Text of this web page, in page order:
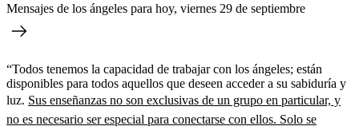
Mensajes de los ángeles para hoy, viernes 29 de septiembre
“Todos tenemos la capacidad de trabajar con los ángeles; están
disponibles para todos aquellos que deseen acceder a su sabiduría y
luz. Sus enseñanzas no son exclusivas de un grupo en particular, y
no es necesario ser especial para conectarse con ellos. Solo se